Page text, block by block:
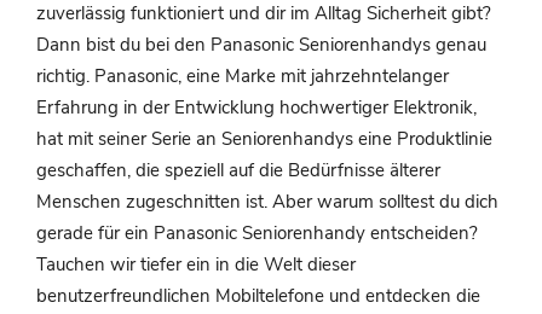
zuverlässig funktioniert und dir im Alltag Sicherheit gibt?
Dann bist du bei den Panasonic Seniorenhandys genau
richtig. Panasonic, eine Marke mit jahrzehntelanger
Erfahrung in der Entwicklung hochwertiger Elektronik,
hat mit seiner Serie an Seniorenhandys eine Produktlinie
geschaffen, die speziell auf die Bedürfnisse älterer
Menschen zugeschnitten ist. Aber warum solltest du dich
gerade für ein Panasonic Seniorenhandy entscheiden?
Tauchen wir tiefer ein in die Welt dieser
benutzerfreundlichen Mobiltelefone und entdecken die